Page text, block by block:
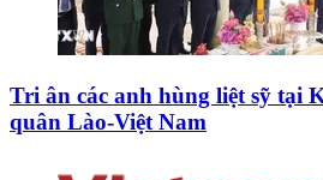
Tri ân các anh hùng liệt sỹ tại
quân Lào-Việt Nam